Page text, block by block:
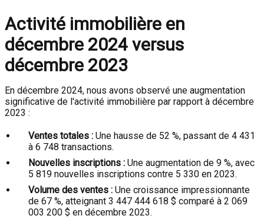
Activité immobilière en
décembre 2024 versus
décembre 2023
En décembre 2024, nous avons observé une augmentation
significative de l'activité immobilière par rapport à décembre
2023 :
Ventes totales : Une hausse de 52 %, passant de 4 431
à 6 748 transactions.
Nouvelles inscriptions : Une augmentation de 9 %, avec
5 819 nouvelles inscriptions contre 5 330 en 2023.
Volume des ventes : Une croissance impressionnante
de 67 %, atteignant 3 447 444 618 $ comparé à 2 069
003 200 $ en décembre 2023.